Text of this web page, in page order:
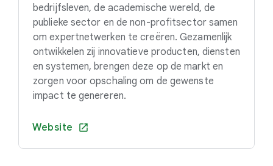
bedrijfsleven, de academische wereld, de
publieke sector en de non-profitsector samen
om expertnetwerken te creëren. Gezamenlijk
ontwikkelen zij innovatieve producten, diensten
en systemen, brengen deze op de markt en
zorgen voor opschaling om de gewenste
impact te genereren.
Website